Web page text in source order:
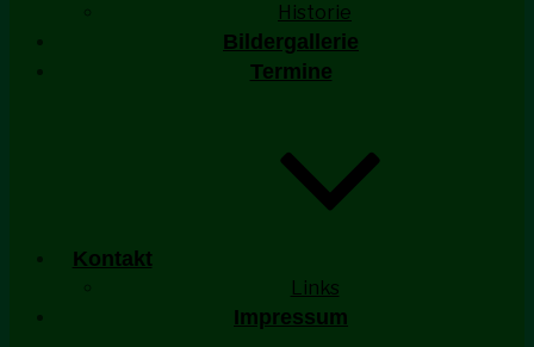
Historie
Bildergallerie
Termine
Kontakt
Links
Impressum